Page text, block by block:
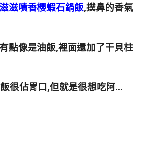
滋滋噴香櫻蝦石鍋飯,撲鼻的香氣
點像是油飯,裡面還加了干貝柱
很佔胃口,但就是很想吃阿…